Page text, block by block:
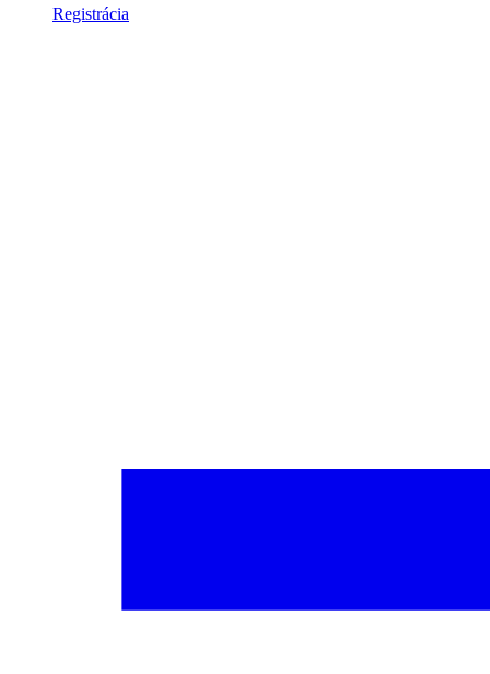
Registrácia